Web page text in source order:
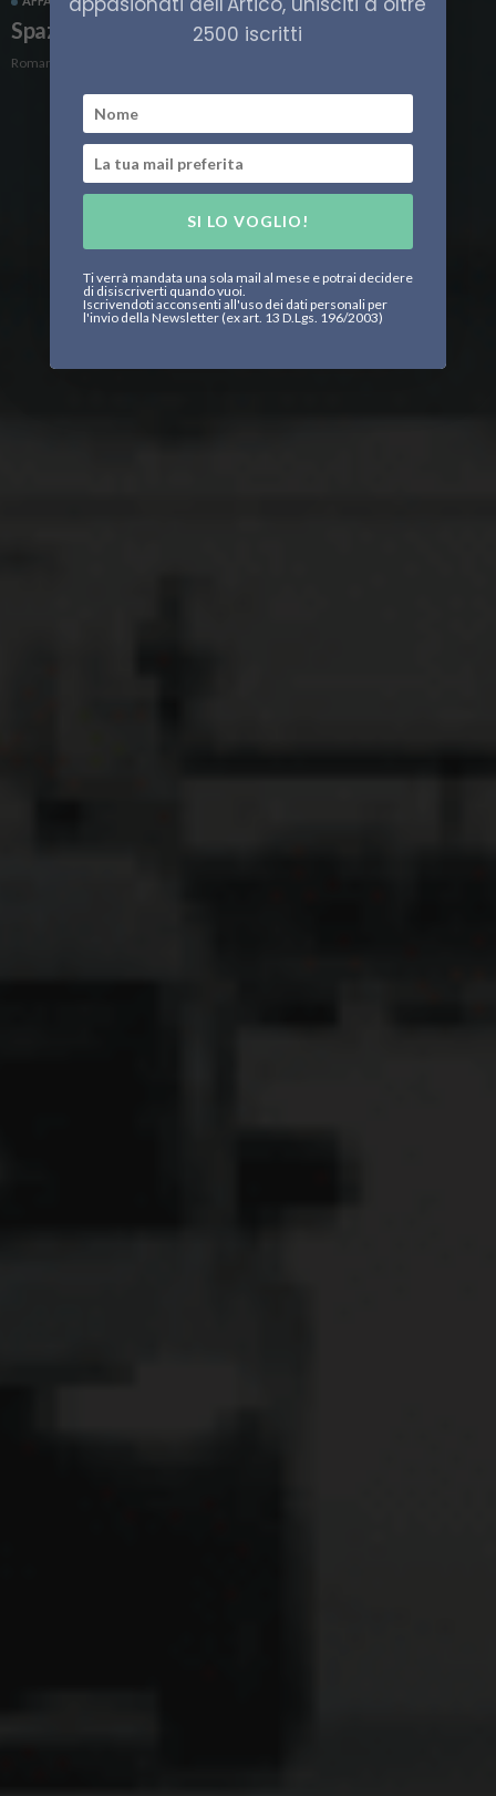
Spazio, investimenti massicci nell’Artico
Roman Zhilin
2500 iscritti
SI LO VOGLIO!
Ti verrà mandata una sola mail al mese e potrai decidere
di disiscriverti quando vuoi.
Iscrivendoti acconsenti all'uso dei dati personali per
l'invio della Newsletter (ex art. 13 D.Lgs. 196/2003)